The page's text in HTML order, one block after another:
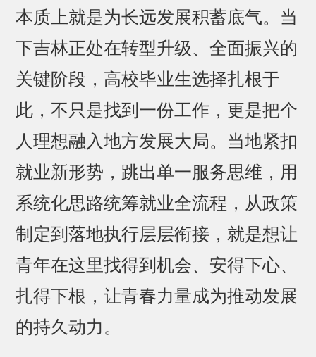
本质上就是为长远发展积蓄底气。当
下吉林正处在转型升级、全面振兴的
关键阶段，高校毕业生选择扎根于
此，不只是找到一份工作，更是把个
人理想融入地方发展大局。当地紧扣
就业新形势，跳出单一服务思维，用
系统化思路统筹就业全流程，从政策
制定到落地执行层层衔接，就是想让
青年在这里找得到机会、安得下心、
扎得下根，让青春力量成为推动发展
的持久动力。